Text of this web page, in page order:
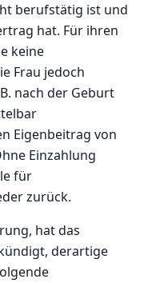
berufstätig ist und
hat. Für ihren
keine
Frau jedoch
nach der Geburt
Eigenbeitrag von
Einzahlung
für
zurück.
hat das
derartige